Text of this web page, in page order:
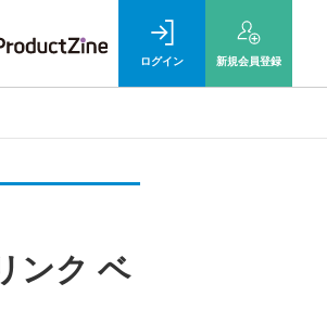
ログイン 新規会員登録
ンク ベ